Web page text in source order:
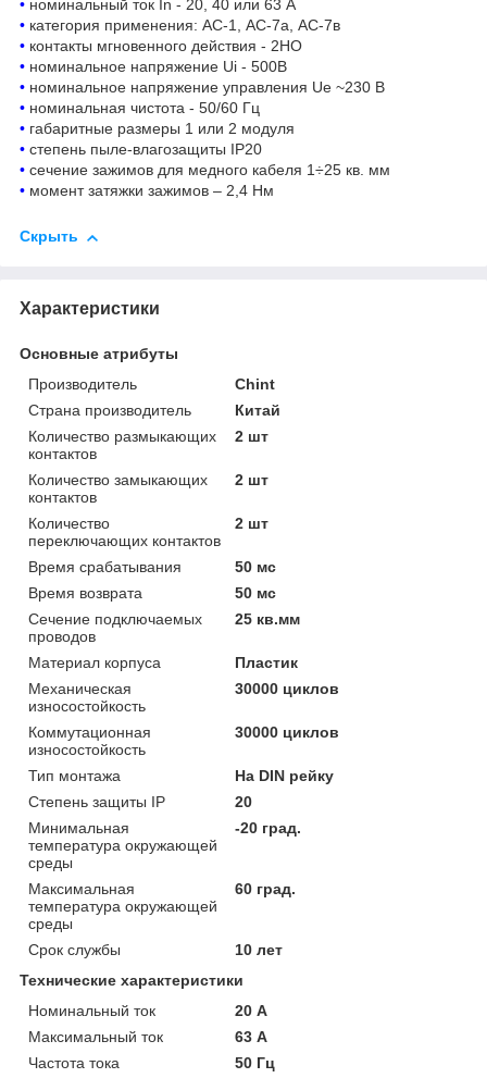
• номинальный ток In - 20, 40 или 63 А
• категория применения: АС-1, АС-7а, АС-7в
• контакты мгновенного действия - 2HO
• номинальное напряжение Ui - 500В
• номинальное напряжение управления Ue ~230 В
• номинальная чистота - 50/60 Гц
• габаритные размеры 1 или 2 модуля
• степень пыле-влагозащиты IP20
• сечение зажимов для медного кабеля 1÷25 кв. мм
• момент затяжки зажимов – 2,4 Нм
Скрыть
Характеристики
Основные атрибуты
Производитель
Chint
Страна производитель
Китай
Количество размыкающих
контактов
2 шт
Количество замыкающих
контактов
2 шт
Количество
переключающих контактов
2 шт
Время срабатывания
50 мс
Время возврата
50 мс
Сечение подключаемых
проводов
25 кв.мм
Материал корпуса
Пластик
Механическая
износостойкость
30000 циклов
Коммутационная
износостойкость
30000 циклов
Тип монтажа
На DIN рейку
Степень защиты IP
20
Минимальная
температура окружающей
среды
-20 град.
Максимальная
температура окружающей
среды
60 град.
Срок службы
10 лет
Технические характеристики
Номинальный ток
20 А
Максимальный ток
63 А
Частота тока
50 Гц